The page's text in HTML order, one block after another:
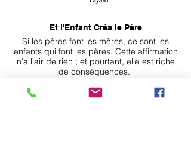
Et l'Enfant Créa le Père
Si les pères font les mères, ce sont les
enfants qui font les pères. Cette affirmation
n'a l'air de rien ; et pourtant, elle est riche
de conséquences.